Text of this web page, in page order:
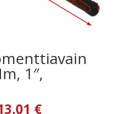
1″,
€Nykyinen